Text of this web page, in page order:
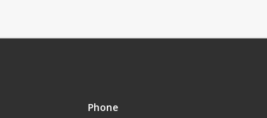
Phone